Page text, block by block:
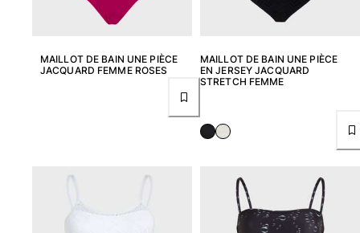
Une pièce
Bikinis
Combinaisons
MAILLOT DE BAIN UNE PIÈCE
JACQUARD FEMME ROSES
MAILLOT DE BAIN UNE PIÈCE
EN JERSEY JACQUARD
STRETCH FEMME